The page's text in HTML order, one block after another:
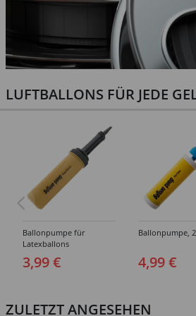
LUFTBALLONS FÜR JEDE
Ballonpumpe für
Latexballons
3,99 €
Ballonpumpe,
4,99 €
ZULETZT ANGESEHEN